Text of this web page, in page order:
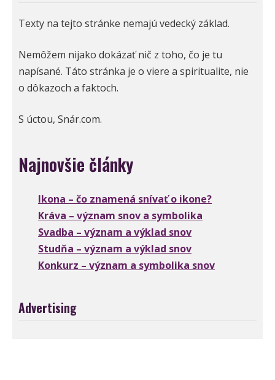
Texty na tejto stránke nemajú vedecký základ.
Nemôžem nijako dokázať nič z toho, čo je tu
napísané. Táto stránka je o viere a spiritualite, nie
o dôkazoch a faktoch.
S úctou, Snár.com.
Najnovšie články
Ikona – čo znamená snívať o ikone?
Kráva – význam snov a symbolika
Svadba – význam a výklad snov
Studňa – význam a výklad snov
Konkurz – význam a symbolika snov
Advertising